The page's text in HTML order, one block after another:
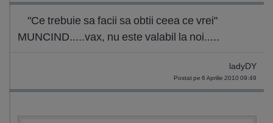
"Ce trebuie sa facii sa obtii ceea ce vrei"
MUNCIND.....vax, nu este valabil la noi.....
ladyDY
Postat pe 6 Aprilie 2010 09:49